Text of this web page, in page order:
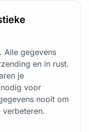
Alle gegevens
en in rust.
je
voor
nooit om